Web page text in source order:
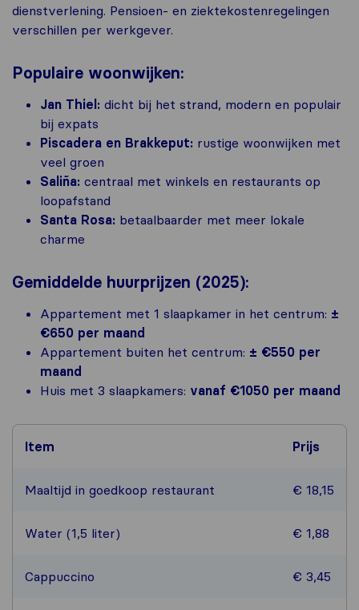
dienstverlening. Pensioen- en ziektekostenregelingen
verschillen per werkgever.
Populaire woonwijken:
Jan Thiel: dicht bij het strand, modern en populair
bij expats
Piscadera en Brakkeput: rustige woonwijken met
veel groen
Saliña: centraal met winkels en restaurants op
loopafstand
Santa Rosa: betaalbaarder met meer lokale
charme
Gemiddelde huurprijzen (2025):
Appartement met 1 slaapkamer in het centrum: ±
€650 per maand
Appartement buiten het centrum: ± €550 per
maand
Huis met 3 slaapkamers: vanaf €1050 per maand
Item Prijs
Maaltijd in goedkoop restaurant € 18,15
Water (1,5 liter) € 1,88
Cappuccino € 3,45